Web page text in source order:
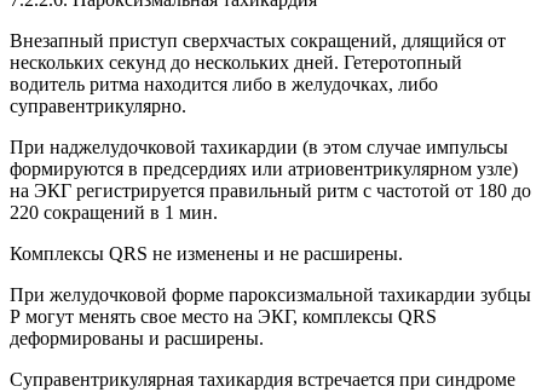
Внезапный приступ сверхчастых сокращений, длящийся от
нескольких секунд до нескольких дней. Гетеротопный
водитель ритма находится либо в желудочках, либо
суправентрикулярно.
При наджелудочковой тахикардии (в этом случае импульсы
формируются в предсердиях или атриовентрикулярном узле)
на ЭКГ регистрируется правильный ритм с частотой от 180 до
220 сокращений в 1 мин.
Комплексы QRS не изменены и не расширены.
При желудочковой форме пароксизмальной тахикардии зубцы
Р могут менять свое место на ЭКГ, комплексы QRS
деформированы и расширены.
Суправентрикулярная тахикардия встречается при синдроме